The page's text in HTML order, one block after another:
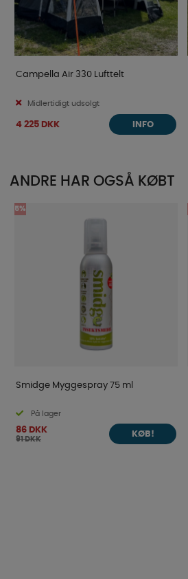
Campella Air 330 Lufttelt
Midlertidigt udsolgt
4 225 DKK INFO
ANDRE HAR OGSÅ KØBT
5%
Smidge Myggespray 75 ml
På lager
86 DKK
91 DKK
KØB!